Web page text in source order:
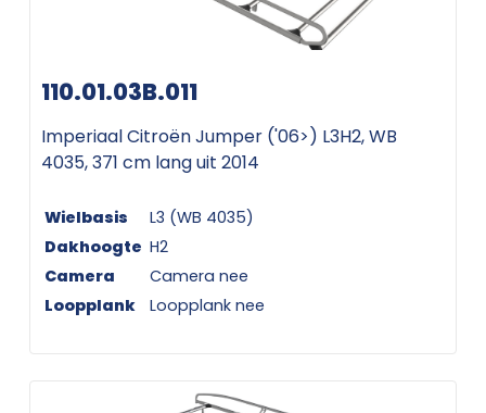
110.01.03B.011
Imperiaal Citroën Jumper ('06>) L3H2, WB
4035, 371 cm lang uit 2014
Wielbasis
L3 (WB 4035)
Dakhoogte H2
Camera
Camera nee
Loopplank
Loopplank nee